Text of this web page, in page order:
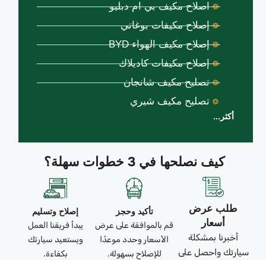
كيف نصلحها في 3 خطوات سهلة؟
طلب عرض
أسعار
أخبرنا بمشكلة
سيارتك واحصل على
تأكيد وحجز
قم بالموافقة على عرض
الأسعار وحدد موعدًا
للإصلاح بسهولة.
إصلاح وتسليم
يبدأ فريقنا العمل
ويستعيد سيارتك
بكفاءة.
اصلاح مكيف بي ام دبليو
إصلاح مكيفات بوغاتي
إصلاح مكيف الهواء BYD
إصلاح مكيفات كاديلاك
تصليح مكيف شانجان
تصليح مكيف شيري
أكثر...